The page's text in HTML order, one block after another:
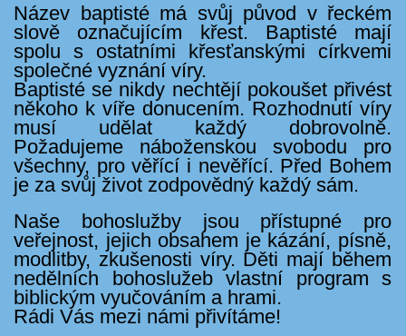
Název baptisté má svůj původ v řeckém
slově označujícím křest. Baptisté mají
spolu s ostatními křesťanskými církvemi
společné vyznání víry.
Baptisté se nikdy nechtějí pokoušet přivést
někoho k víře donucením. Rozhodnutí víry
musí udělat každý dobrovolně.
Požadujeme náboženskou svobodu pro
všechny, pro věřící i nevěřící. Před Bohem
je za svůj život zodpovědný každý sám.
Naše bohoslužby jsou přístupné pro
veřejnost, jejich obsahem je kázání, písně,
modlitby, zkušenosti víry. Děti mají během
nedělních bohoslužeb vlastní program s
biblickým vyučováním a hrami.
Rádi Vás mezi námi přivítáme!